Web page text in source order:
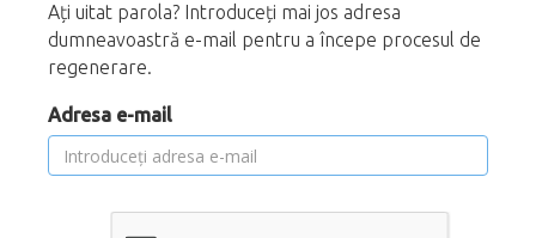
Ați uitat parola? Introduceți mai jos adresa
dumneavoastră e-mail pentru a începe procesul de
regenerare.
Adresa e-mail